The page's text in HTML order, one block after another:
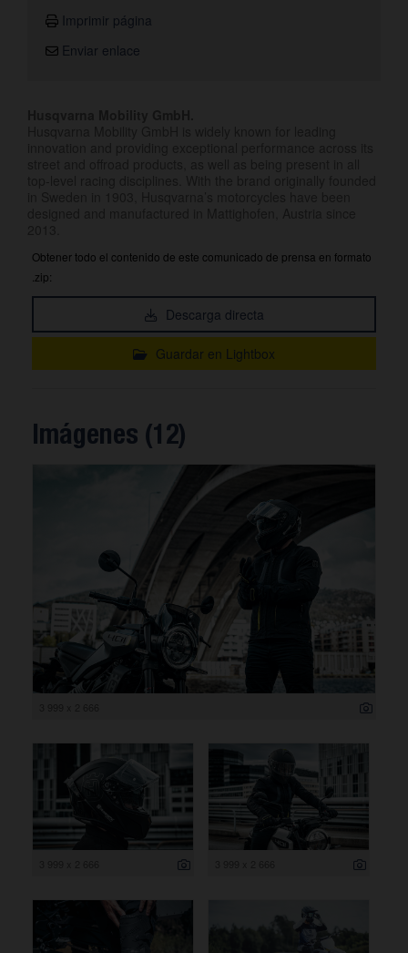
Imprimir página
Enviar enlace
Obtener todo el contenido de este comunicado de prensa en formato
.zip:
Descarga directa
Guardar en Lightbox
Imágenes (12)